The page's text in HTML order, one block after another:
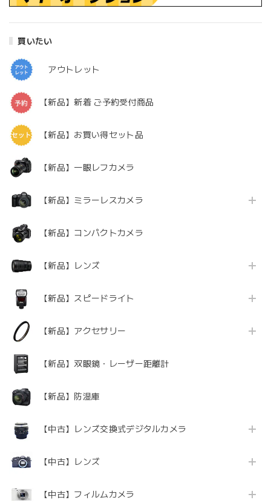
買いたい
アウトレット
【新品】新着 ご予約受付商品
【新品】お買い得セット品
【新品】一眼レフカメラ
【新品】ミラーレスカメラ
【新品】コンパクトカメラ
【新品】レンズ
【新品】スピードライト
【新品】アクセサリー
【新品】双眼鏡・レーザー距離計
【新品】防湿庫
【中古】レンズ交換式デジタルカメラ
【中古】レンズ
【中古】フィルムカメラ